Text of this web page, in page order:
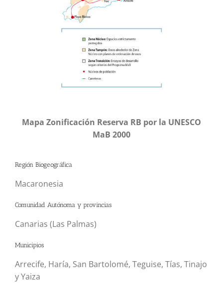
Mapa Zonificación Reserva RB por la UNESCO
MaB 2000
Región Biogeográfica
Macaronesia
Comunidad Autónoma y provincias
Canarias (Las Palmas)
Municipios
Arrecife, Haría, San Bartolomé, Teguise, Tías, Tinajo
y Yaiza